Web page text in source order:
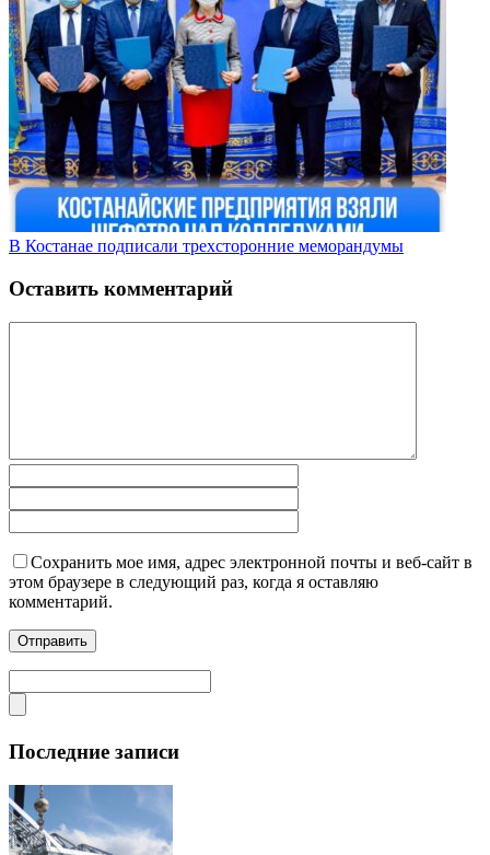
В Костанае подписали трехсторонние меморандумы
Оставить комментарий
Сохранить мое имя, адрес электронной почты и веб-сайт в
этом браузере в следующий раз, когда я оставляю
комментарий.
Последние записи